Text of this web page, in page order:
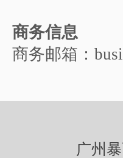
商务信息
商务邮箱：
广州